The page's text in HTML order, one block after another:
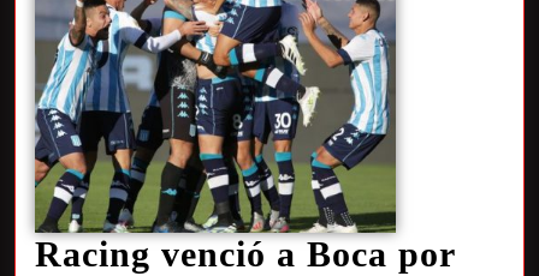
Racing venció a Boca por